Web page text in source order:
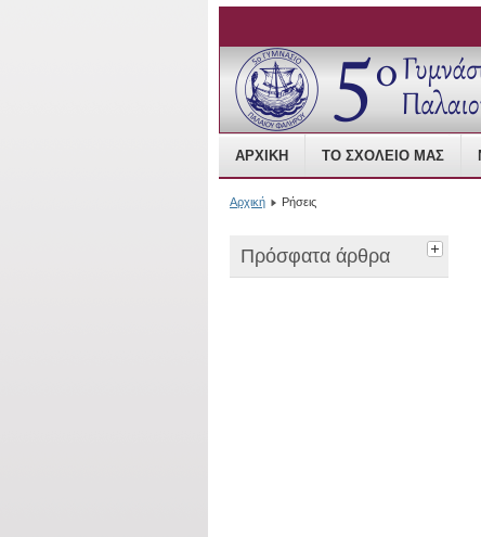
Open Source Content
ΑΡΧΙΚΉ ΤΟ ΣΧΟΛΕΊΟ ΜΑΣ
Αρχική Ρήσεις
Πρόσφατα άρθρα